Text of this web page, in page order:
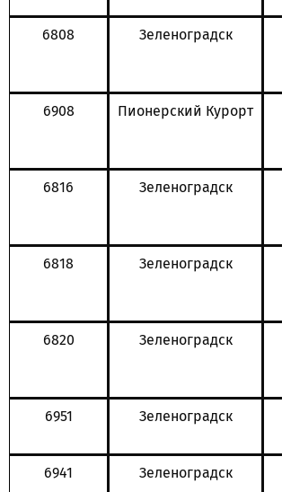
6808 Зеленоградск
6908 Пионерский Курорт
6816 Зеленоградск
6818 Зеленоградск
6820 Зеленоградск
6951 Зеленоградск
6941 Зеленоградск